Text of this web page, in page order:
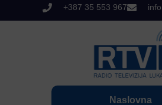
+387 35 553 967
Naslovna